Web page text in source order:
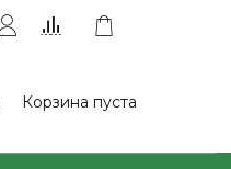
Корзина пуста